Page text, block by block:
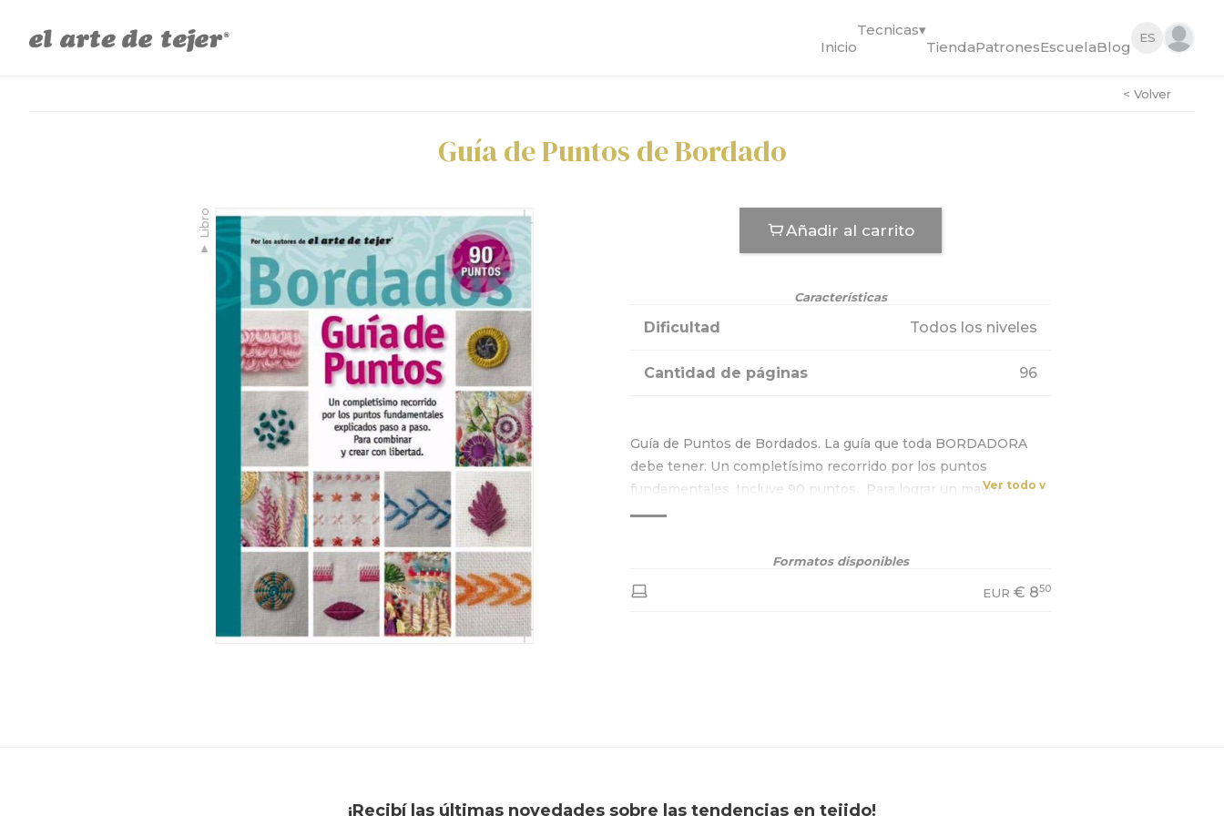
Inicio
Tecnicas▾
TiendaPatronesEscuelaBlog
ES
< Volver
Guía de Puntos de Bordado
▼
Libro Añadir al carrito
Características
Dificultad Todos los niveles
Cantidad de páginas 96
Guía de Puntos de Bordados. La guía que toda BORDADORA
debe tener. Un completísimo recorrido por los puntos
fundamentales.⁠ Incluye 90 puntos. ⁠ Para lograr un mayor
volumen, contraste y gracia en tus bordados.⁠ ⁠
Ver todo v
Formatos disponibles
EUR € 850
¡Recibí las últimas novedades sobre las tendencias en tejido!